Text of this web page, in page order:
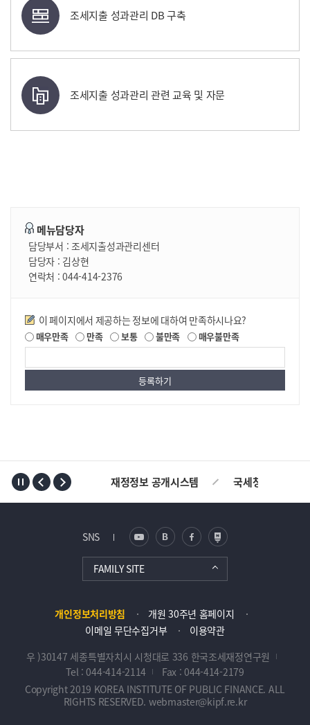
조세지출 성과관리 DB 구축
조세지출 성과관리 관련 교육 및 자문
메뉴담당자
담당부서 :조세지출성과관리센터
담당자 : 김상현
연락처 :044-414-2376
만족도조사
이 페이지에서 제공하는 정보에 대하여 만족하시나요?
매우만족 만족 보통 불만족 매우불만족
재정정보 공개시스템 국세청
SNS
FAMILY SITE
개인정보처리방침
개원 30주년 홈페이지
이메일 무단수집거부
이용약관
우 )30147 세종특별자치시 시청대로 336 한국조세재정연구원
Tel : 044-414-2114
Fax : 044-414-2179
Copyright 2019 KOREA INSTITUTE OF PUBLIC FINANCE. ALL
RIGHTS RESERVED. webmaster@kipf.re.kr